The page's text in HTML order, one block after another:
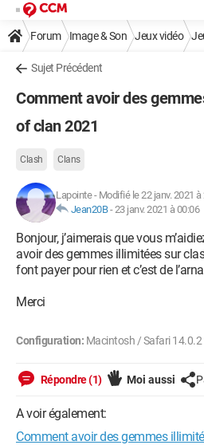
Forum Image & Son Jeux vidéo
Sujet Précédent
Comment avoir des
of clan 2021
Clash Clans
Lapointe- Modifié le 22 janv. 2021 à
Jean20B-23 janv. 2021 à 00:06
Bonjour, j’aimerais que vous
avoir des gemmes illimitées sur
font payer pour rien et c’est de
Merci
Configuration: Macintosh / Safari 14.0.2
Répondre (1) Moi aussi
A voir également:
Comment avoir des gemmes